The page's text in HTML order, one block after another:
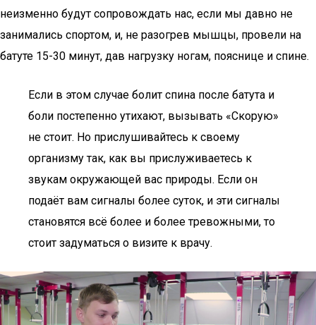
неизменно будут сопровождать нас, если мы давно не
занимались спортом, и, не разогрев мышцы, провели на
батуте 15-30 минут, дав нагрузку ногам, пояснице и спине.
Если в этом случае болит спина после батута и
боли постепенно утихают, вызывать «Скорую»
не стоит. Но прислушивайтесь к своему
организму так, как вы прислуживаетесь к
звукам окружающей вас природы. Если он
подаёт вам сигналы более суток, и эти сигналы
становятся всё более и более тревожными, то
стоит задуматься о визите к врачу.